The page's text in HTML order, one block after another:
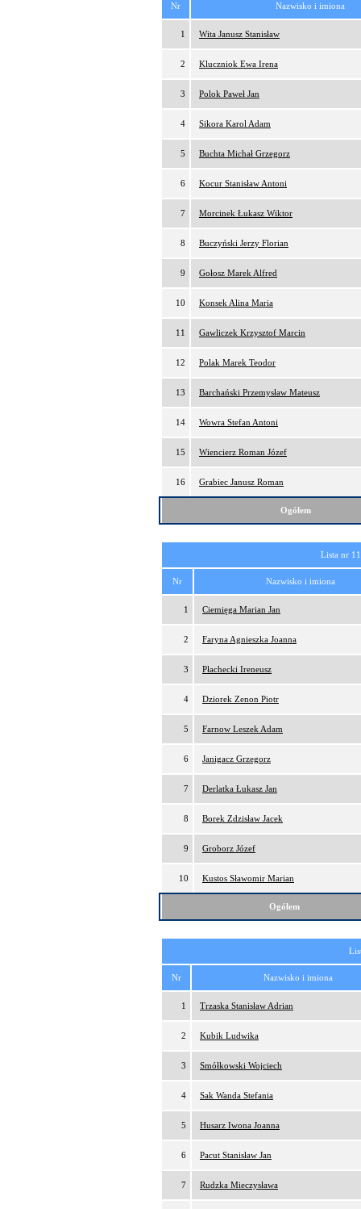
Nr Nazwisko i imiona
1 Wita Janusz Stanisław
2 Kluczniok Ewa Irena
3 Polok Paweł Jan
4 Sikora Karol Adam
5 Buchta Michał Grzegorz
6 Kocur Stanisław Antoni
7 Morcinek Łukasz Wiktor
8 Buczyński Jerzy Florian
9 Gołosz Marek Alfred
10 Konsek Alina Maria
11 Gawliczek Krzysztof Marcin
12 Polak Marek Teodor
13 Barchański Przemysław Mateusz
14 Wowra Stefan Antoni
15 Wiencierz Roman Józef
16 Grabiec Janusz Roman
Ogółem
Lista nr
Nr Nazwisko i imiona
1 Ciemięga Marian Jan
2 Faryna Agnieszka Joanna
3 Płachecki Ireneusz
4 Dziorek Zenon Piotr
5 Farnow Leszek Adam
6 Janigacz Grzegorz
7 Derlatka Łukasz Jan
8 Borek Zdzisław Jacek
9 Groborz Józef
10 Kustos Sławomir Marian
Ogółem
Nr Nazwisko i imiona
1 Trzaska Stanisław Adrian
2 Kubik Ludwika
3 Smółkowski Wojciech
4 Sak Wanda Stefania
5 Husarz Iwona Joanna
6 Pacut Stanisław Jan
7 Rudzka Mieczysława